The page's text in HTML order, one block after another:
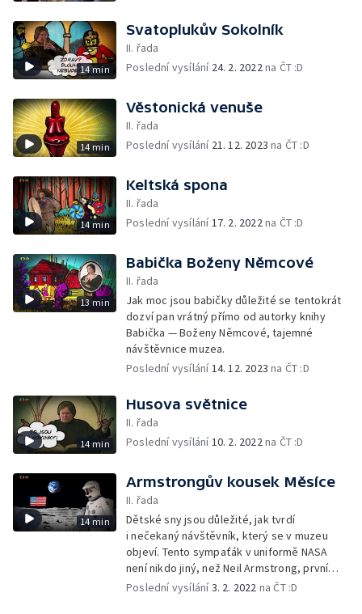
14 min
Svatoplukův Sokolník
II. řada
Poslední vysílání 24. 2. 2022na ČT :D
14 min
Věstonická venuše
II. řada
Poslední vysílání 21. 12. 2023 na ČT :D
14 min
Keltská spona
II. řada
Poslední vysílání17. 2. 2022na ČT :D
13 min
Babička Boženy Němcové
II. řada
Jak moc jsou babičky důležité se tentokrát
dozví pan vrátný přímo od autorky knihy
Babička — Boženy Němcové, tajemné
návštěvnice muzea.
Poslední vysílání14. 12. 2023 na ČT :D
14 min
Husova světnice
II. řada
Poslední vysílání10. 2. 2022na ČT :D
14 min
Armstrongův kousek Měsíce
II. řada
Dětské sny jsou důležité, jak tvrdí
i nečekaný návštěvník, který se v muzeu
objeví. Tento sympaťák v uniformě NASA
není nikdo jiný, než Neil Armstrong, první
člověk, který vstoupil na Měsíc.
Poslední vysílání3. 2. 2022 na ČT :D